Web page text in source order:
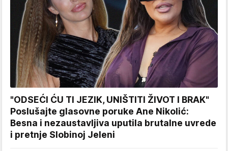
"ODSEĆI ĆU TI JEZIK, UNIŠTITI ŽIVOT I BRAK"
Poslušajte glasovne poruke Ane Nikolić:
Besna i nezaustavljiva uputila brutalne uvrede
i pretnje Slobinoj Jeleni